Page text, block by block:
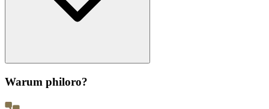
Warum philoro?